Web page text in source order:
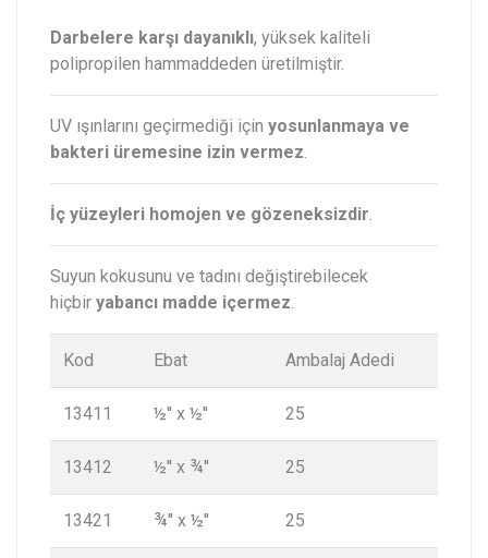
Darbelere karşı dayanıklı, yüksek kaliteli
polipropilen hammaddeden üretilmiştir.
UV ışınlarını geçirmediği için yosunlanmaya ve
bakteri üremesine izin vermez.
İç yüzeyleri homojen ve gözeneksizdir.
Suyun kokusunu ve tadını değiştirebilecek
hiçbir yabancı madde içermez.
Kod Ebat Ambalaj Adedi
13411 ½'' x ½'' 25
13412 ½'' x ¾'' 25
13421 ¾'' x ½'' 25